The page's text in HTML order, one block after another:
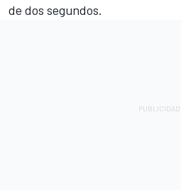
de dos segundos.